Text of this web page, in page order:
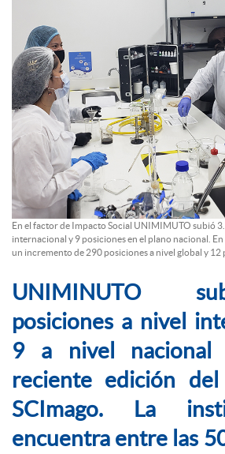
En el factor de Impacto Social UNIMIMUTO subió
internacional y 9 posiciones en el plano nacional.
un incremento de 290 posiciones a nivel global y 12
UNIMINUTO
posiciones a nivel
9 a nivel
reciente edición
SCImago. La
encuentra entre las